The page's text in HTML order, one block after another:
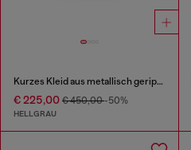
Kurzes Kleid aus metallisch geripptem Strick
€ 225,00 € 450,00-50%
HELLGRAU